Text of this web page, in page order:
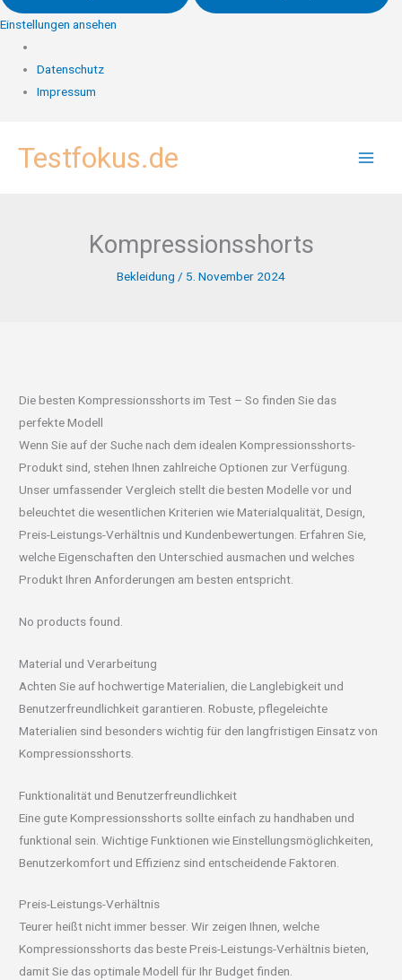
Einstellungen ansehen
Datenschutz
Impressum
InhaltTestfokus.de
Kompressionsshorts
Bekleidung / 5. November 2024
Die besten Kompressionsshorts im Test – So finden Sie das
perfekte Modell
Wenn Sie auf der Suche nach dem idealen Kompressionsshorts-
Produkt sind, stehen Ihnen zahlreiche Optionen zur Verfügung.
Unser umfassender Vergleich stellt die besten Modelle vor und
beleuchtet die wesentlichen Kriterien wie Materialqualität, Design,
Preis-Leistungs-Verhältnis und Kundenbewertungen. Erfahren Sie,
welche Eigenschaften den Unterschied ausmachen und welches
Produkt Ihren Anforderungen am besten entspricht.
No products found.
Material und Verarbeitung
Achten Sie auf hochwertige Materialien, die Langlebigkeit und
Benutzerfreundlichkeit garantieren. Robuste, pflegeleichte
Materialien sind besonders wichtig für den langfristigen Einsatz von
Kompressionsshorts.
Funktionalität und Benutzerfreundlichkeit
Eine gute Kompressionsshorts sollte einfach zu handhaben und
funktional sein. Wichtige Funktionen wie Einstellungsmöglichkeiten,
Benutzerkomfort und Effizienz sind entscheidende Faktoren.
Preis-Leistungs-Verhältnis
Teurer heißt nicht immer besser. Wir zeigen Ihnen, welche
Kompressionsshorts das beste Preis-Leistungs-Verhältnis bieten,
damit Sie das optimale Modell für Ihr Budget finden.